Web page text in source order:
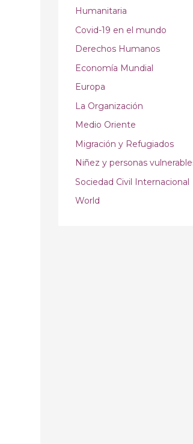
Humanitaria
Covid-19 en el mundo
Derechos Humanos
Economía Mundial
Europa
La Organización
Medio Oriente
Migración y Refugiados
Niñez y personas
Sociedad Civil Internacional
World